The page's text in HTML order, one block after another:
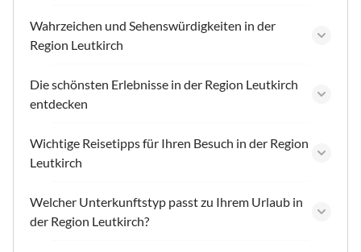
Wahrzeichen und Sehenswürdigkeiten in der
Region Leutkirch
Die schönsten Erlebnisse in der Region Leutkirch
entdecken
Wichtige Reisetipps für Ihren Besuch in der Region
Leutkirch
Welcher Unterkunftstyp passt zu Ihrem Urlaub in
der Region Leutkirch?